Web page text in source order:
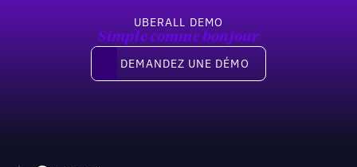
UBERALL DEMO
Simple comme bonjour
Demandez une démo
DEMANDEZ UNE DÉMO